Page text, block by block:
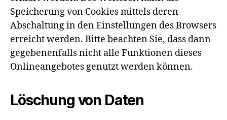
Speicherung von Cookies mittels deren
Abschaltung in den Einstellungen des Browsers
erreicht werden. Bitte beachten Sie, dass dann
gegebenenfalls nicht alle Funktionen dieses
Onlineangebotes genutzt werden können.
Löschung von Daten